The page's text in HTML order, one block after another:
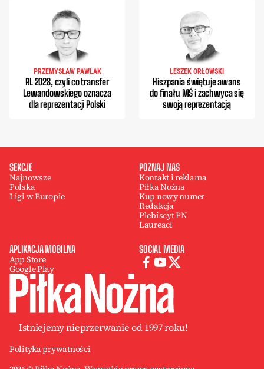
PRZEMYSŁAW PAWLAK
RL 2028, czyli co transfer
Lewandowskiego oznacza
dla reprezentacji Polski
LESZEK ORŁOWSKI
Hiszpania świętuje awans
do finału MŚ i zachwyca się
swoją reprezentacją
SEKCJE
Najnowsze
Polska
Ligi w Europie
POZNAJ NAS
Kontakt i reklama
Piłka Nożna
Kup nowy numer
Redakcja
Plebiscyt PN
Laureaci
APLIKACJA MOBILNA
App Store
Google Play
SOCIAL MEDIA
Istniejemy nieprzerwanie od 1997 roku!
Polityka prywatności